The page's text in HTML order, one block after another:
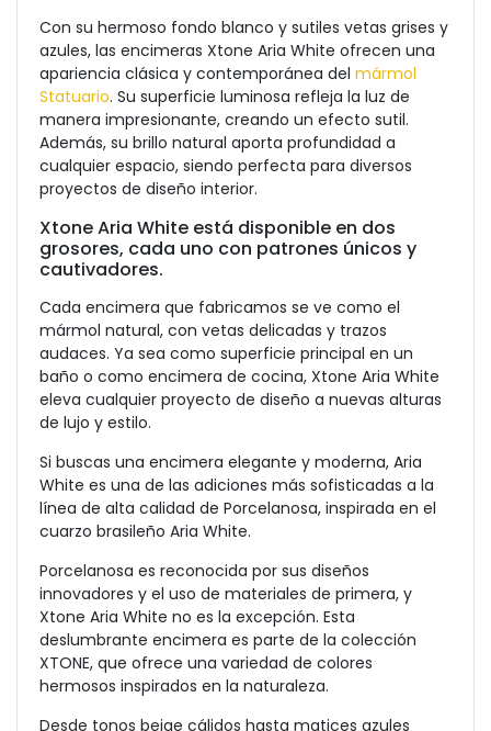
Con su hermoso fondo blanco y sutiles vetas grises y
azules, las encimeras Xtone Aria White ofrecen una
apariencia clásica y contemporánea del mármol
Statuario. Su superficie luminosa refleja la luz de
manera impresionante, creando un efecto sutil.
Además, su brillo natural aporta profundidad a
cualquier espacio, siendo perfecta para diversos
proyectos de diseño interior.
Xtone Aria White está disponible en dos
grosores, cada uno con patrones únicos y
cautivadores.
Cada encimera que fabricamos se ve como el
mármol natural, con vetas delicadas y trazos
audaces. Ya sea como superficie principal en un
baño o como encimera de cocina, Xtone Aria White
eleva cualquier proyecto de diseño a nuevas alturas
de lujo y estilo.
Si buscas una encimera elegante y moderna, Aria
White es una de las adiciones más sofisticadas a la
línea de alta calidad de Porcelanosa, inspirada en el
cuarzo brasileño Aria White.
Porcelanosa es reconocida por sus diseños
innovadores y el uso de materiales de primera, y
Xtone Aria White no es la excepción. Esta
deslumbrante encimera es parte de la colección
XTONE, que ofrece una variedad de colores
hermosos inspirados en la naturaleza.
Desde tonos beige cálidos hasta matices azules